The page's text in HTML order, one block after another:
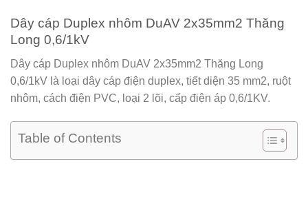
Dây cáp Duplex nhôm DuAV 2x35mm2 Thăng
Long 0,6/1kV
Dây cáp Duplex nhôm DuAV 2x35mm2 Thăng Long
0,6/1kV là loại dây cáp điện duplex, tiết diện 35 mm2, ruột
nhôm, cách điện PVC, loại 2 lõi, cấp điện áp 0,6/1KV.
Table of Contents